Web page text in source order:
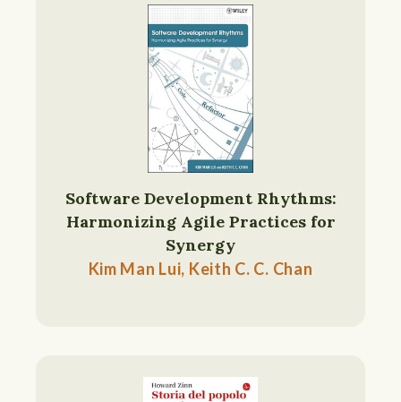
Software Development Rhythms:
Harmonizing Agile Practices for
Synergy
Kim Man Lui, Keith C. C. Chan